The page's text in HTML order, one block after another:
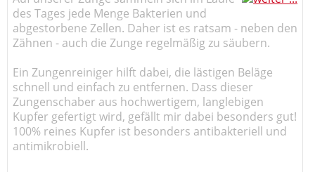
des Tages jede Menge Bakterien und
abgestorbene Zellen. Daher ist es ratsam - neben den
Zähnen - auch die Zunge regelmäßig zu säubern.
Ein Zungenreiniger hilft dabei, die lästigen Beläge
schnell und einfach zu entfernen. Dass dieser
Zungenschaber aus hochwertigem, langlebigen
Kupfer gefertigt wird, gefällt mir dabei besonders gut!
100% reines Kupfer ist besonders antibakteriell und
antimikrobiell.